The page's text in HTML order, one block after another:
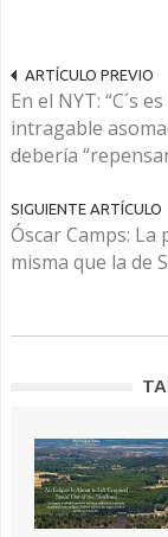
ARTÍCULO PREVIO
En el NYT: “C´s
intragable
debería
SIGUIENTE ARTÍCULO
Óscar Camps:
misma que la de